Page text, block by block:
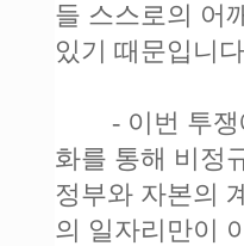
들 스스로의 어
있기 때문입니
- 이번 투쟁에
화를 통해 비정
정부와 자본의
의 일자리만이